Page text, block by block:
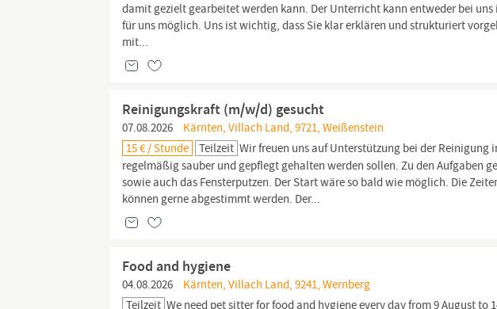
damit gezielt gearbeitet werden kann. Der Unterricht kann entweder bei
für uns möglich. Uns ist wichtig, dass Sie klar erklären und strukturiert
mit...
Reinigungskraft (m/w/d) gesucht
07.08.2026
Kärnten, Villach Land, 9721, Weißenstein
15 € / Stunde
Teilzeit Wir freuen uns auf Unterstützung bei der Reinigung
regelmäßig sauber und gepflegt gehalten werden sollen. Zu den Aufgaben
sowie auch das Fensterputzen. Der Start wäre so bald wie möglich. Die
können gerne abgestimmt werden. Der...
Food and hygiene
04.08.2026
Kärnten, Villach Land, 9241, Wernberg
Teilzeit We need pet sitter for food and hygiene every day from 9 August to